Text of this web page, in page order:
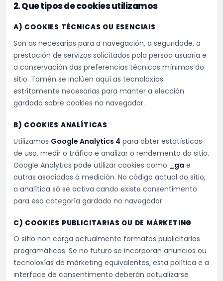
2. Que tipos de cookies utilizamos
A) COOKIES TÉCNICAS OU ESENCIAIS
Son as necesarias para a navegación, a seguridade, a
prestación de servizos solicitados pola persoa usuaria e
a conservación das preferencias técnicas mínimas do
sitio. Tamén se inclúen aquí as tecnoloxías
estritamente necesarias para manter a elección
gardada sobre cookies no navegador.
B) COOKIES ANALÍTICAS
Utilizamos Google Analytics 4 para obter estatísticas
de uso, medir o tráfico e analizar o rendemento do sitio.
Google Analytics pode utilizar cookies como
_ga e
outras asociadas á medición. No código actual do sitio,
a analítica só se activa cando existe consentimento
para esa categoría gardado no navegador.
C) COOKIES PUBLICITARIAS OU DE MÁRKETING
O sitio non carga actualmente formatos publicitarios
programáticos. Se no futuro se incorporan anuncios ou
tecnoloxías de márketing equivalentes, esta política e a
interface de consentimento deberán actualizarse